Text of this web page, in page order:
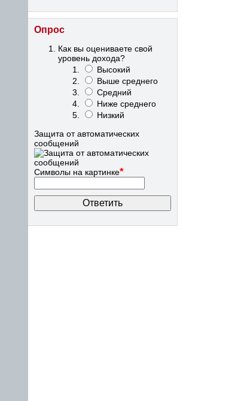
Опрос
Как вы оцениваете свой
уровень дохода?
Высокий
Выше среднего
Средний
Ниже среднего
Низкий
Защита от автоматических
сообщений
Символы на картинке*